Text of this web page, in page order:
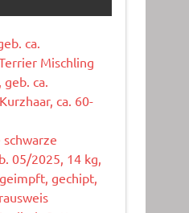
ca.
Mischling
ca.
ca. 60-
05/2025, 14 kg,
gechipt,